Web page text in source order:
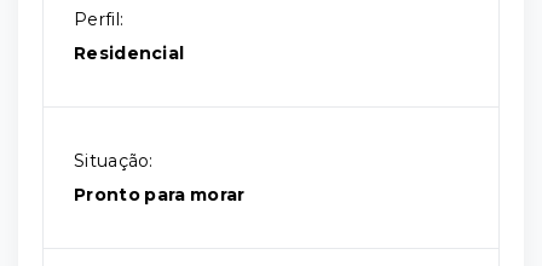
Perfil:
Residencial
Situação:
Pronto para morar